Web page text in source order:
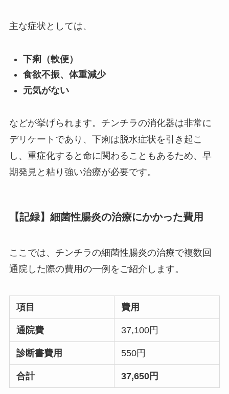
主な症状としては、
下痢（軟便）
食欲不振、体重減少
元気がない
などが挙げられます。チンチラの消化器は非常に
デリケートであり、下痢は脱水症状を引き起こ
し、重症化すると命に関わることもあるため、早
期発見と粘り強い治療が必要です。
【記録】細菌性腸炎の治療にかかった費用
ここでは、チンチラの細菌性腸炎の治療で複数回
通院した際の費用の一例をご紹介します。
項目 費用
通院費 37,100円
診断書費用 550円
合計 37,650円